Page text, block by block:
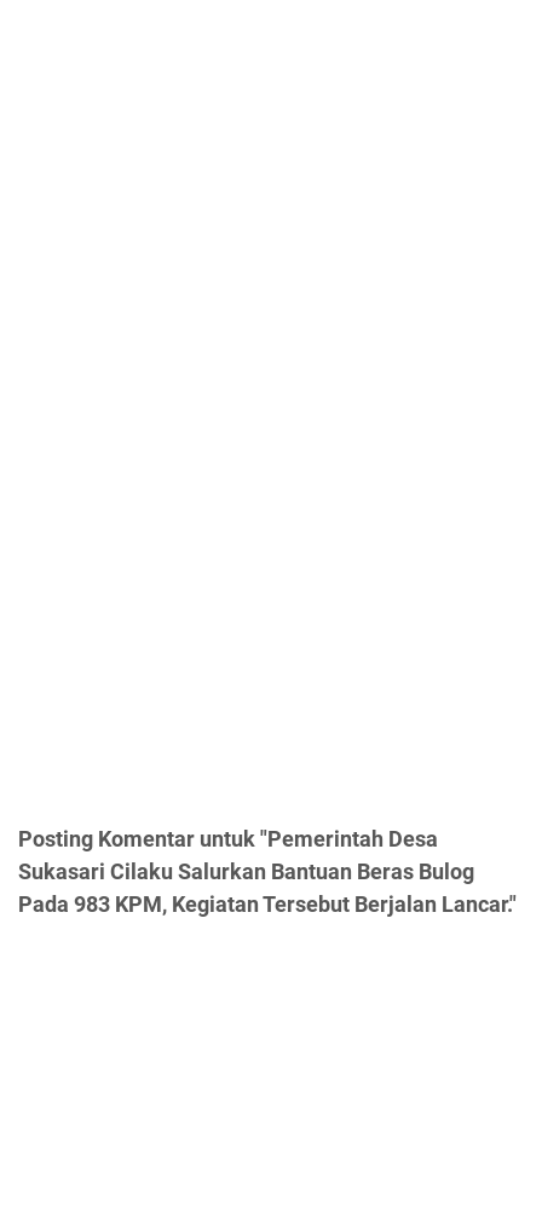
Posting Komentar untuk "Pemerintah Desa
Sukasari Cilaku Salurkan Bantuan Beras Bulog
Pada 983 KPM, Kegiatan Tersebut Berjalan Lancar."